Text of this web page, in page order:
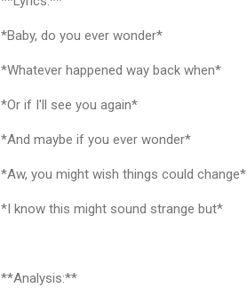
*Baby, do you ever wonder*
*Whatever happened way back when*
*Or if I'll see you again*
*And maybe if you ever wonder*
*Aw, you might wish things could change*
*I know this might sound strange but*
**Analysis:**